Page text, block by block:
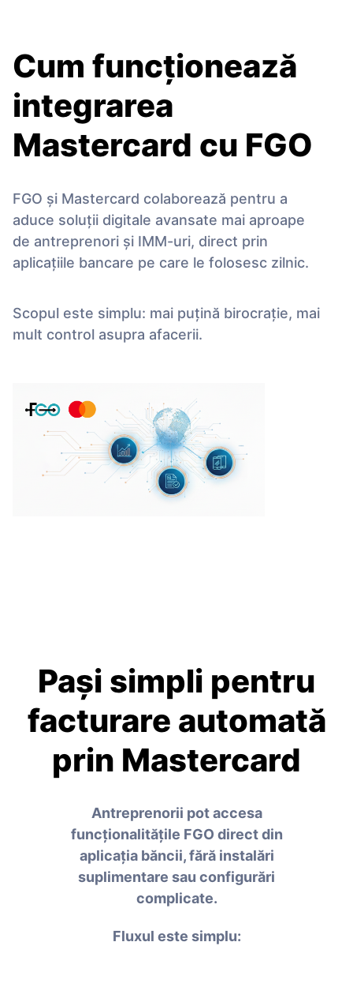
Cum funcționează
integrarea
Mastercard cu FGO
FGO și Mastercard colaborează pentru a
aduce soluții digitale avansate mai aproape
de antreprenori și IMM-uri, direct prin
aplicațiile bancare pe care le folosesc zilnic.
Scopul este simplu: mai puțină birocrație, mai
mult control asupra afacerii.
Pași simpli pentru
facturare automată
prin Mastercard
Antreprenorii pot accesa
funcționalitățile FGO direct din
aplicația băncii, fără instalări
suplimentare sau configurări
complicate.
Fluxul este simplu: